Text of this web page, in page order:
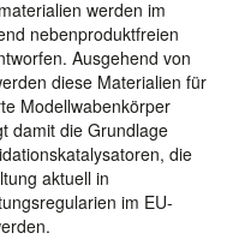
werden im
nebenproduktfreien
Ausgehend von
diese Materialien für
Modellwabenkörper
damit die Grundlage
die
aktuell in
im EU-